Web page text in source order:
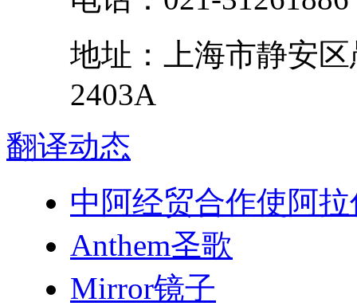
地址：
上海市静安区
2403A
翻译动态
中阿经贸合作使阿
Anthem圣歌
Mirror镜子